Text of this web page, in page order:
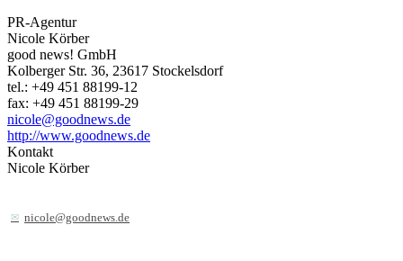
PR-Agentur
Nicole Körber
good news! GmbH
Kolberger Str. 36, 23617 Stockelsdorf
tel.: +49 451 88199-12
fax: +49 451 88199-29
nicole@goodnews.de
http://www.goodnews.de
Kontakt
Nicole Körber
nicole@goodnews.de